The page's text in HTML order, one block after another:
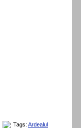
Tags: Ardealul